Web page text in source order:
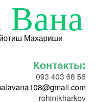
Вана
Махариши
Контакты:
093 403 68 56
rohinikharkov